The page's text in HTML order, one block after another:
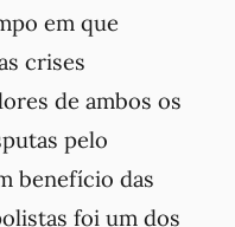
em que
crises
de ambos os
pelo
benefício das
foi um dos